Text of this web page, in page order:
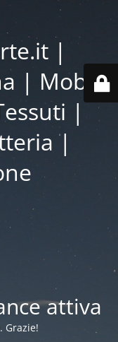
|
| Mobili
|
|
attiva
Grazie!